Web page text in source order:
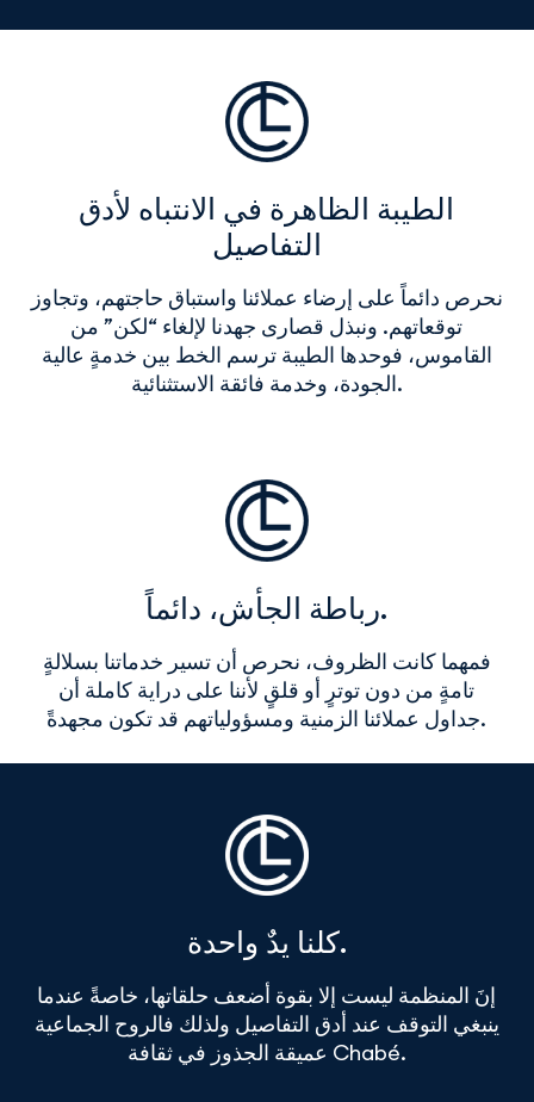
الطيبة الظاهرة في الانتباه لأدق
التفاصيل
نحرص دائماً على إرضاء عملائنا واستباق حاجتهم، وتجاوز
توقعاتهم. ونبذل قصارى جهدنا لإلغاء “لكن” من
القاموس، فوحدها الطيبة ترسم الخط بين خدمةٍ عالية
الجودة، وخدمة فائقة الاستثنائية.
رباطة الجأش، دائماً.
فمهما كانت الظروف، نحرص أن تسير خدماتنا بسلالةٍ
تامةٍ من دون توترٍ أو قلقٍ لأننا على دراية كاملة أن
جداول عملائنا الزمنية ومسؤولياتهم قد تكون مجهدةً.
كلنا يدٌ واحدة.
إنَ المنظمة ليست إلا بقوة أضعف حلقاتها، خاصةً عندما
ينبغي التوقف عند أدق التفاصيل ولذلك فالروح الجماعية
عميقة الجذوز في ثقافة Chabé.